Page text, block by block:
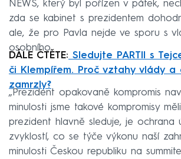
NEWS, který byl pořízen v pátek,
zda se kabinet s prezidentem
ale, že pro Pavla nejde ve sporu s
osobního.
DÁLE ČTĚTE: Sledujte PARTII s
či Klempířem. Proč vztahy vlády a
zamrzly?
„Prezident opakovaně kompromis
minulosti jsme takové kompromisy
prezident hlavně sleduje, je ochrana
zvyklostí, co se týče výkonu naší
minulosti Českou republiku na